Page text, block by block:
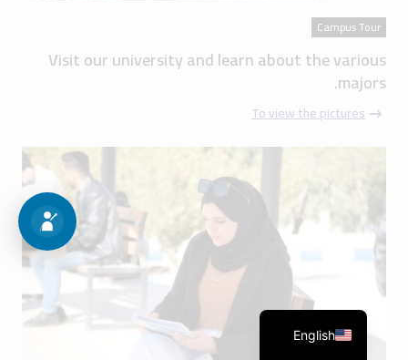
Campus Tour
Visit our university and learn about the various
majors.
To view the pictures
English